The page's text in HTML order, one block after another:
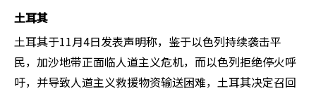
土耳其
土耳其于11月4日发表声明称，鉴于以色列持续袭击平
民，加沙地带正面临人道主义危机，而以色列拒绝停火呼
吁，并导致人道主义救援物资输送困难，土耳其决定召回